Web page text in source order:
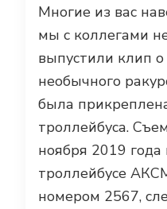
Многие из вас
мы с коллегами
выпустили клип
необычного
была
троллейбуса.
ноября 2019
троллейбусе
номером 2567,